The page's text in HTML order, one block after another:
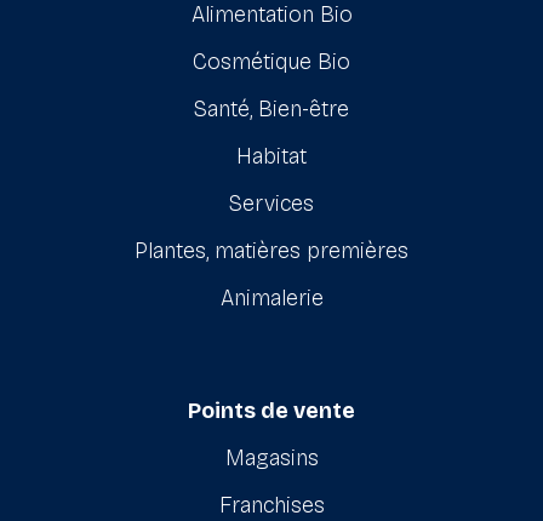
Alimentation Bio
Cosmétique Bio
Santé, Bien-être
Habitat
Services
Plantes, matières premières
Animalerie
Points de vente
Magasins
Franchises